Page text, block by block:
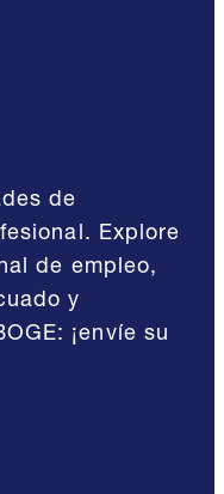
de
Explore
de empleo,
y
¡envíe su